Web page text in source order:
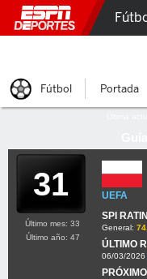
31
UEFA
SPI
General:
ÚLTIMO
06/03/2026
Último mes: 33
Último año: 47
Fútbol Portada